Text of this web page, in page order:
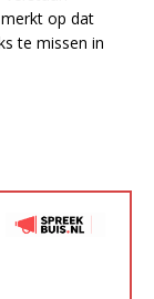
op dat
te missen in